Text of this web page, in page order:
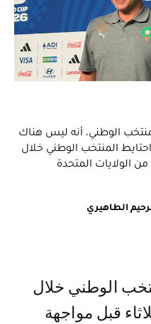
الوطني، أنه ليس هناك
المنتخب الوطني خلال
الولايات المتحدة
الطاهيري
قبل مواجهة